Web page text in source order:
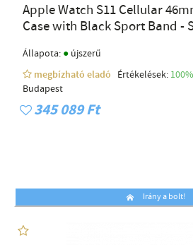
Apple Watch S11 Cellular
Case with Black Sport Band -
Állapota: ● újszerű
megbízható eladó
Értékelések:
Budapest
345 089 Ft
Irány a bolt!